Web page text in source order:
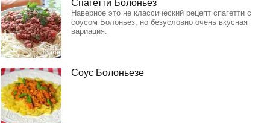
Спагетти Болоньез
Наверное это не классический рецепт спагетти с
соусом Болоньез, но безусловно очень вкусная
вариация.
Соус Болоньезе